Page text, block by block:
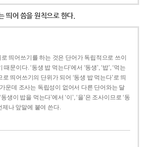
띄어 씀을 원칙으로 한다.
띄어쓰기를 하는 것은 단어가 독립적으로 쓰이
문이다. ‘동생 밥 먹는다’에서 ‘동생’, ‘밥’, ‘먹는
로 띄어쓰기의 단위가 되어 ‘동생 밥 먹는다’로 띄
운데 조사는 독립성이 없어서 다른 단어와는 달
생이 밥을 먹는다’에서 ‘이’, ‘을’은 조사이므로 ‘동
제나 앞말에 붙여 쓴다.